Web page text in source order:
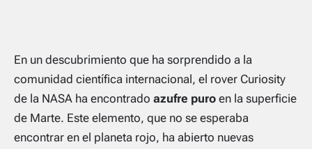
En un descubrimiento que ha sorprendido a la
comunidad científica internacional, el rover Curiosity
de la NASA ha encontrado azufre puro en la superficie
de Marte. Este elemento, que no se esperaba
encontrar en el planeta rojo, ha abierto nuevas